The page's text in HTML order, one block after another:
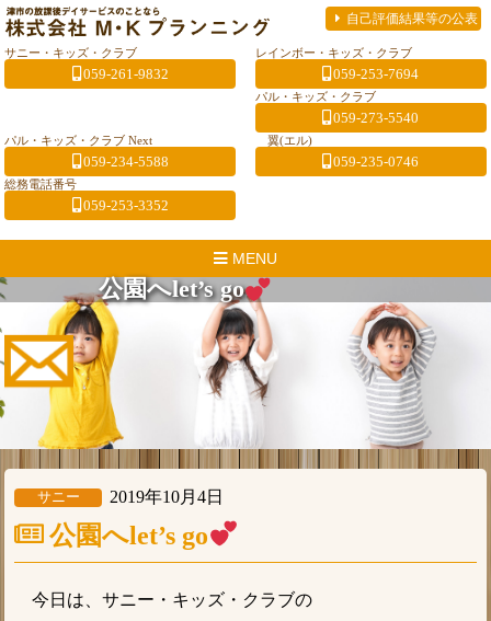
自己評価結果等の公表
サニー・キッズ・クラブ
059-261-9832
レインボー・キッズ・クラブ
059-253-7694
パル・キッズ・クラブ
059-273-5540
パル・キッズ・クラブ Next
059-234-5588
翼(エル)
059-235-0746
総務電話番号
059-253-3352
MENU
公園へlet’s go
サニー 2019年10月4日
公園へlet’s go
今日は、サニー・キッズ・クラブの